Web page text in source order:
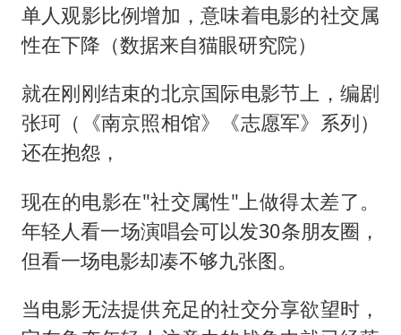
单人观影比例增加，意味着电影的社交属
性在下降（数据来自猫眼研究院）
就在刚刚结束的北京国际电影节上，编剧
张珂（《南京照相馆》《志愿军》系列）
还在抱怨，
现在的电影在"社交属性"上做得太差了。
年轻人看一场演唱会可以发30条朋友圈，
但看一场电影却凑不够九张图。
当电影无法提供充足的社交分享欲望时，